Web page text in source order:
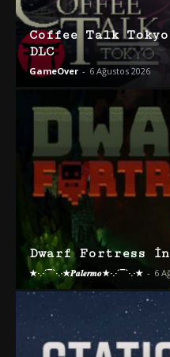
Coffee Talk
DLC
GameOver - 6 Ağustos 2026
Dwarf Fortress
★·.·´¯`·.·★𝑷𝒂𝒍𝒆𝒓𝒎𝒐★·.·´¯`·.·★ - 6